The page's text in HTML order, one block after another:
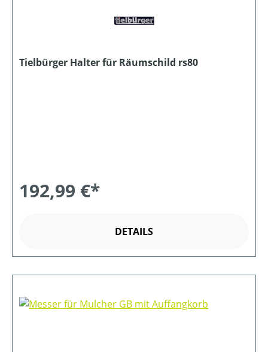
Tielbürger Halter für Räumschild rs80
192,99 €*
DETAILS